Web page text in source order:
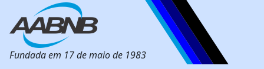
Fundada em 17 de maio de 1983